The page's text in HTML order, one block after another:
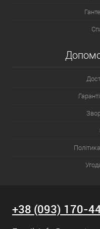
+38 (093) 170-